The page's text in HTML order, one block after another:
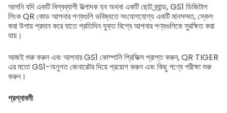
আপনি যদি একটি বিশ্বব্যাপী উত্পাদক হন অথবা একটি ছোট ব্র্যান্ড, GS1 ডিজিটাল
লিংক QR কোড আপনার পণ্যগুলি ভবিষ্যতে সংযোগযোগ্য একটি মানসম্মত, স্কেল
করা উপায় প্রদান করে যাতে প্রতিদিন যুক্ত বিশ্বে আপনার পণ্যগুলিকে সুরক্ষিত করা
যায়।
আজই শুরু করুন এবং আপনার GS1 কোম্পানি প্রিফিক্স প্রাপ্ত করুন, QR TIGER
এর মতো GS1-অনুগত জেনারেটর দিয়ে প্রয়োগ করুন এবং কিছু পণ্যে পরীক্ষা শুরু
করুন।
প্রশ্নাবলী